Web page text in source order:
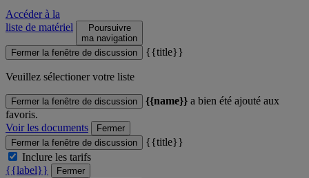
Accéder à la
liste de matériel
Poursuivre
ma navigation
Fermer la fenêtre de discussion
{{title}}
Veuillez sélectioner votre liste
Fermer la fenêtre de discussion {{name}} a bien été ajouté aux
favoris.
Voir les documents
Fermer
Fermer la fenêtre de discussion
{{title}}
Inclure les tarifs
{{label}}
Fermer